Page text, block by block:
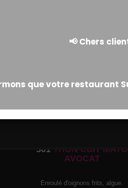
Enroulé d'oignons frits
301THON CUIT MAYO
AVOCAT
Enroulé d'oignons frits, algue.